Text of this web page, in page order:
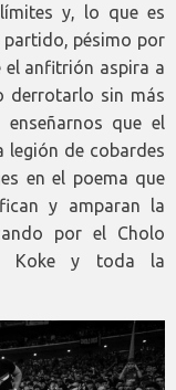
y, lo que es
partido, pésimo por
el anfitrión aspira a
derrotarlo sin más
que el
legión de cobardes
en el poema que
y amparan la
por el Cholo
Koke y toda la